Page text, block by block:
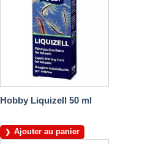
Hobby Liquizell 50 ml
Ajouter au panier